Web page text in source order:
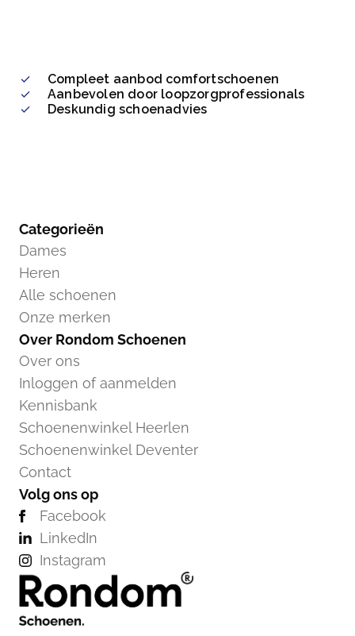
Compleet aanbod comfortschoenen
Aanbevolen door loopzorgprofessionals
Deskundig schoenadvies
Categorieën
Dames
Heren
Alle schoenen
Onze merken
Over Rondom Schoenen
Over ons
Inloggen of aanmelden
Kennisbank
Schoenenwinkel Heerlen
Schoenenwinkel Deventer
Contact
Volg ons op
Facebook
LinkedIn
Instagram